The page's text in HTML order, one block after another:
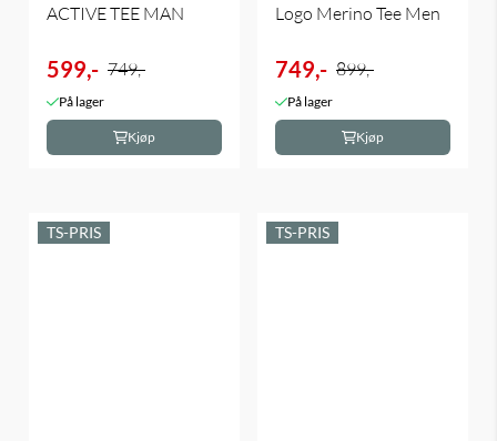
ACTIVE TEE MAN
599,- 749,-
På lager
Kjøp
Logo Merino Tee Men
749,- 899,-
På lager
Kjøp